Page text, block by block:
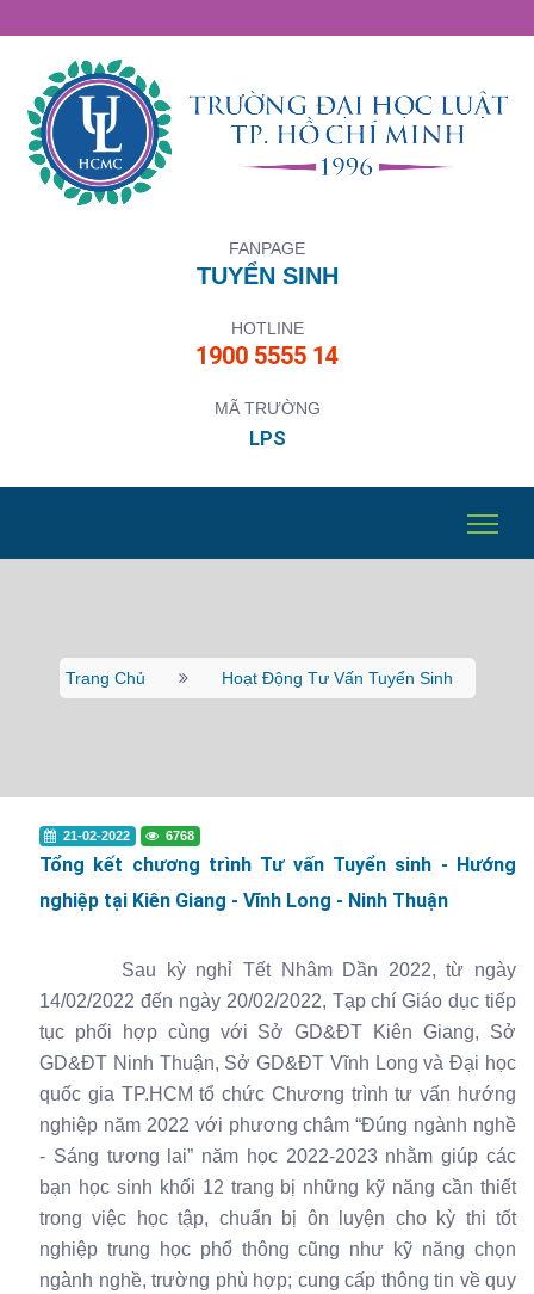
FANPAGE
TUYỂN SINH
HOTLINE
1900 5555 14
MÃ TRƯỜNG
LPS
Trang Chủ Hoạt Động Tư Vấn Tuyển Sinh
21-02-2022 6768
Tổng kết chương trình Tư vấn Tuyển sinh - Hướng
nghiệp tại Kiên Giang - Vĩnh Long - Ninh Thuận
Sau kỳ nghỉ Tết Nhâm Dần 2022, từ ngày
14/02/2022 đến ngày 20/02/2022, Tạp chí Giáo dục tiếp
tục phối hợp cùng với Sở GD&ĐT Kiên Giang, Sở
GD&ĐT Ninh Thuận, Sở GD&ĐT Vĩnh Long và Đại học
quốc gia TP.HCM tổ chức Chương trình tư vấn hướng
nghiệp năm 2022 với phương châm “Đúng ngành nghề
- Sáng tương lai” năm học 2022-2023 nhằm giúp các
bạn học sinh khối 12 trang bị những kỹ năng cần thiết
trong việc học tập, chuẩn bị ôn luyện cho kỳ thi tốt
nghiệp trung học phổ thông cũng như kỹ năng chọn
ngành nghề, trường phù hợp; cung cấp thông tin về quy